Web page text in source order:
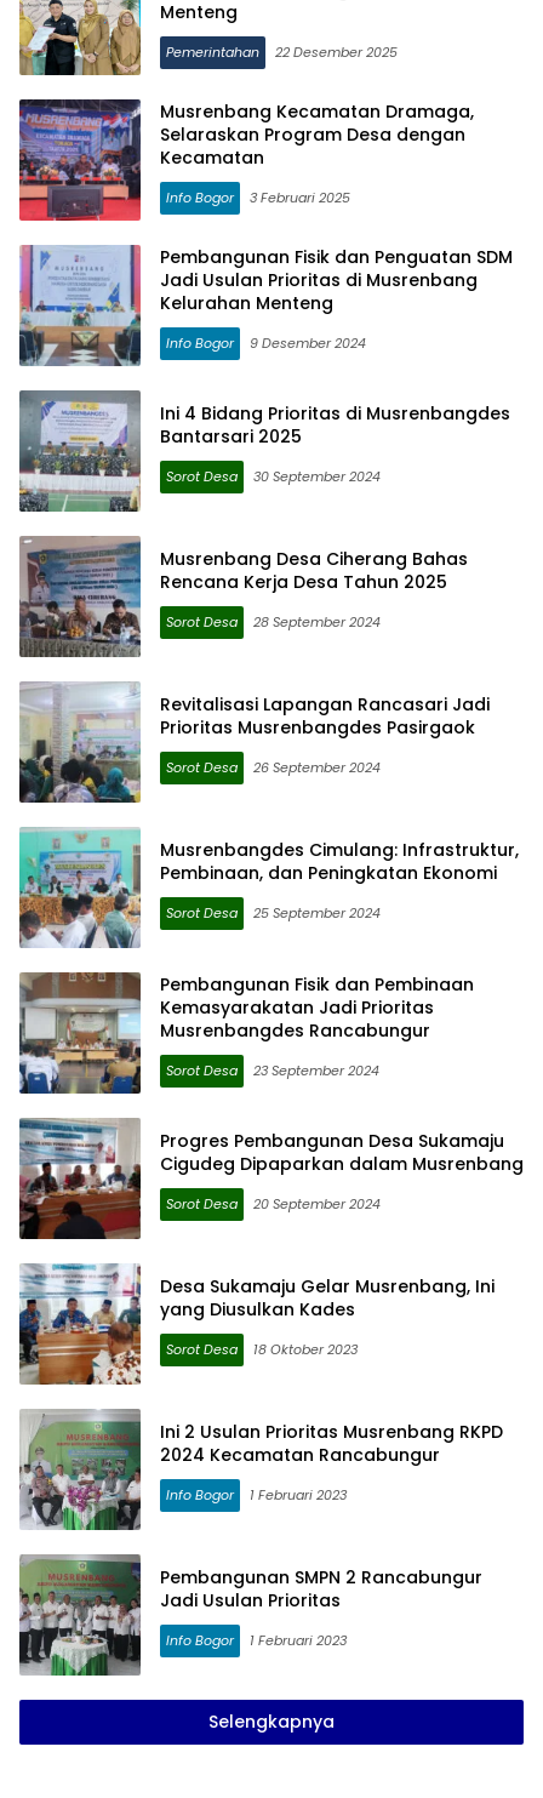
Menteng
Pemerintahan 22 Desember 2025
Musrenbang Kecamatan Dramaga,
Selaraskan Program Desa dengan
Kecamatan
Info Bogor 3 Februari 2025
Pembangunan Fisik dan Penguatan SDM
Jadi Usulan Prioritas di Musrenbang
Kelurahan Menteng
Info Bogor 9 Desember 2024
Ini 4 Bidang Prioritas di Musrenbangdes
Bantarsari 2025
Sorot Desa 30 September 2024
Musrenbang Desa Ciherang Bahas
Rencana Kerja Desa Tahun 2025
Sorot Desa 28 September 2024
Revitalisasi Lapangan Rancasari Jadi
Prioritas Musrenbangdes Pasirgaok
Sorot Desa 26 September 2024
Musrenbangdes Cimulang: Infrastruktur,
Pembinaan, dan Peningkatan Ekonomi
Sorot Desa 25 September 2024
Pembangunan Fisik dan Pembinaan
Kemasyarakatan Jadi Prioritas
Musrenbangdes Rancabungur
Sorot Desa 23 September 2024
Progres Pembangunan Desa Sukamaju
Cigudeg Dipaparkan dalam Musrenbang
Sorot Desa 20 September 2024
Desa Sukamaju Gelar Musrenbang, Ini
yang Diusulkan Kades
Sorot Desa 18 Oktober 2023
Ini 2 Usulan Prioritas Musrenbang RKPD
2024 Kecamatan Rancabungur
Info Bogor 1 Februari 2023
Pembangunan SMPN 2 Rancabungur
Jadi Usulan Prioritas
Info Bogor 1 Februari 2023
Selengkapnya